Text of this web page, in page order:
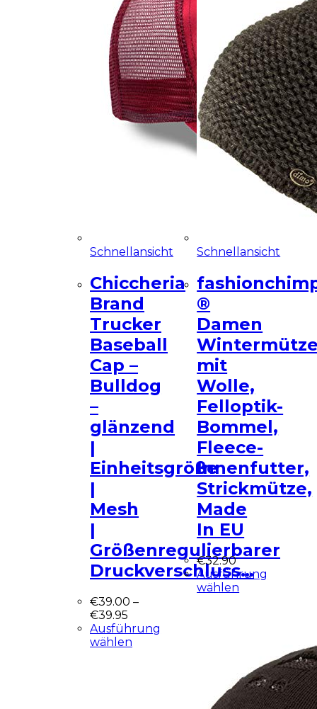
Schnellansicht
Chiccheria
Brand
Trucker
Baseball
Cap –
Bulldog
–
glänzend
|
Einheitsgröße
|
Mesh
|
Größenregulierbarer
Druckverschluss…
€39.00 –
€39.95
Ausführung
wählen
Schnellansicht
®
Damen
mit
Wolle,
Felloptik-
Bommel,
Fleece-
Innenfutter,
Strickmütze,
Made
In EU
€32.90
Ausführung
wählen